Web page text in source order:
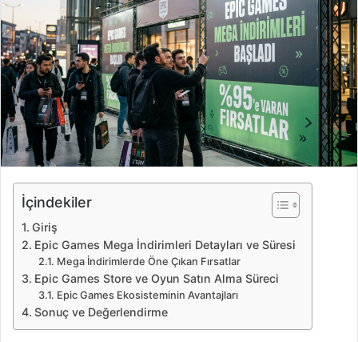
p
o
s
t
a
ö
n
e
İçindekiler
Giriş
Epic Games Mega İndirimleri Detayları ve Süresi
Mega İndirimlerde Öne Çıkan Fırsatlar
Epic Games Store ve Oyun Satın Alma Süreci
Epic Games Ekosisteminin Avantajları
Sonuç ve Değerlendirme